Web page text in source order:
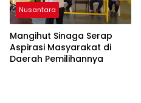
Nusantara
Mangihut Sinaga Serap
Aspirasi Masyarakat di
Daerah Pemilihannya